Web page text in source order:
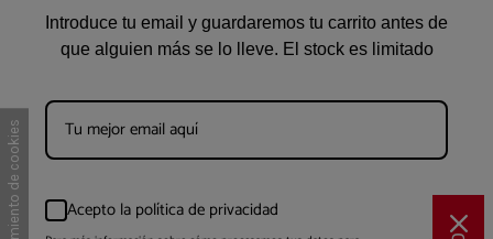
Introduce tu email y guardaremos tu carrito antes de
que alguien más se lo lleve. El stock es limitado
Acepto la política de privacidad